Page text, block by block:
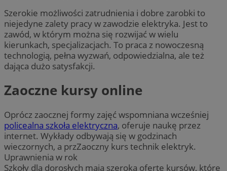
Szerokie możliwości zatrudnienia i dobre zarobki to
niejedyne zalety pracy w zawodzie elektryka. Jest to
zawód, w którym można się rozwijać w wielu
kierunkach, specjalizacjach. To praca z nowoczesną
technologią, pełna wyzwań, odpowiedzialna, ale też
dająca dużo satysfakcji.
Zaoczne kursy online
Oprócz zaocznej formy zajęć wspomniana wcześniej
policealna szkoła elektryczna, oferuje naukę przez
internet. Wykłady odbywają się w godzinach
wieczornych, a przZaoczny kurs technik elektryk.
Uprawnienia w rok
Szkoły dla dorosłych mają szeroką ofertę kursów, które